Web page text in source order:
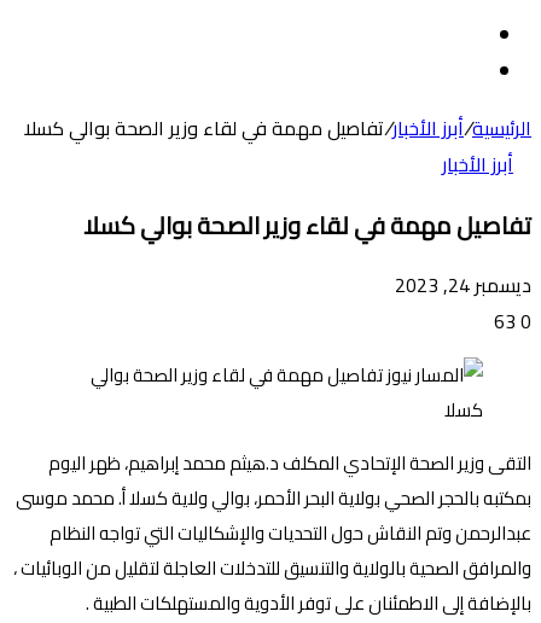
المظلم
الرئيسية/أبرز الأخبار/تفاصيل مهمة في لقاء وزير الصحة بوالي كسلا
أبرز الأخبار
تفاصيل مهمة في لقاء وزير الصحة بوالي كسلا
ديسمبر 24, 2023
0
التقى وزير الصحة الإتحادي المكلف د.هيثم محمد إبراهيم، ظهر اليوم
بمكتبه بالحجر الصحي بولاية البحر الأحمر، بوالي ولاية كسلا أ. محمد موسى
عبدالرحمن وتم النقاش حول التحديات والإشكاليات التي تواجه النظام
والمرافق الصحية بالولاية والتنسيق للتدخلات العاجلة لتقليل من الوبائيات ،
بالإضافة إلى الاطمئنان على توفر الأدوية والمستهلكات الطبية .